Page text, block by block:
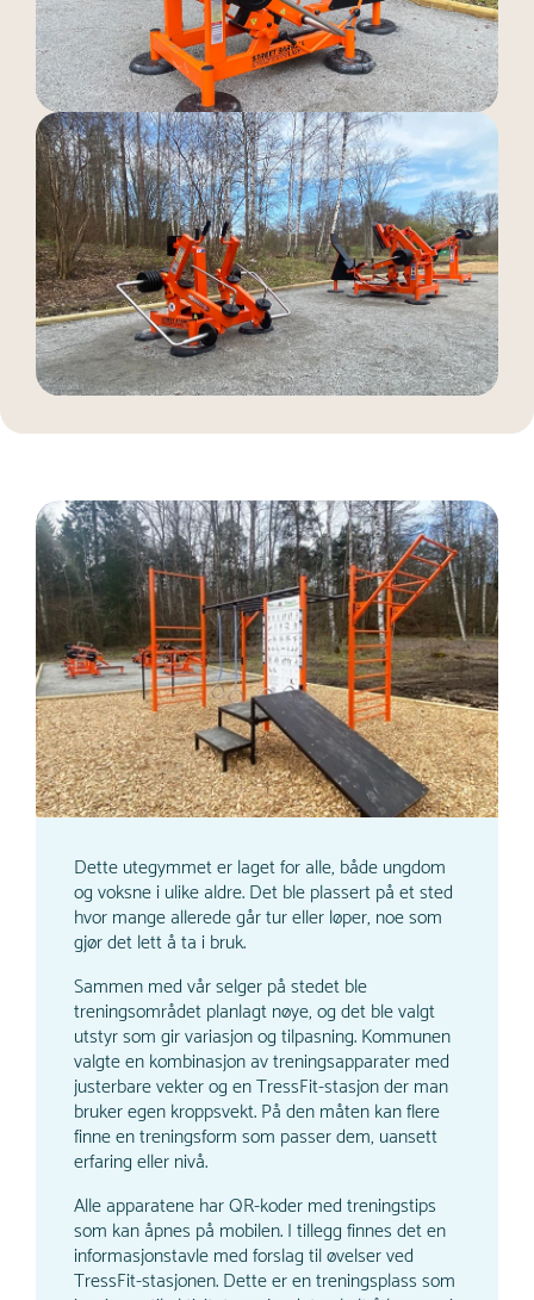
Dette utegymmet er laget for alle, både ungdom
og voksne i ulike aldre. Det ble plassert på et sted
hvor mange allerede går tur eller løper, noe som
gjør det lett å ta i bruk.
Sammen med vår selger på stedet ble
treningsområdet planlagt nøye, og det ble valgt
utstyr som gir variasjon og tilpasning. Kommunen
valgte en kombinasjon av treningsapparater med
justerbare vekter og en TressFit-stasjon der man
bruker egen kroppsvekt. På den måten kan flere
finne en treningsform som passer dem, uansett
erfaring eller nivå.
Alle apparatene har QR-koder med treningstips
som kan åpnes på mobilen. I tillegg finnes det en
informasjonstavle med forslag til øvelser ved
TressFit-stasjonen. Dette er en treningsplass som